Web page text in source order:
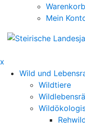
Warenkorb
Mein
x
Wild und
Wildtiere